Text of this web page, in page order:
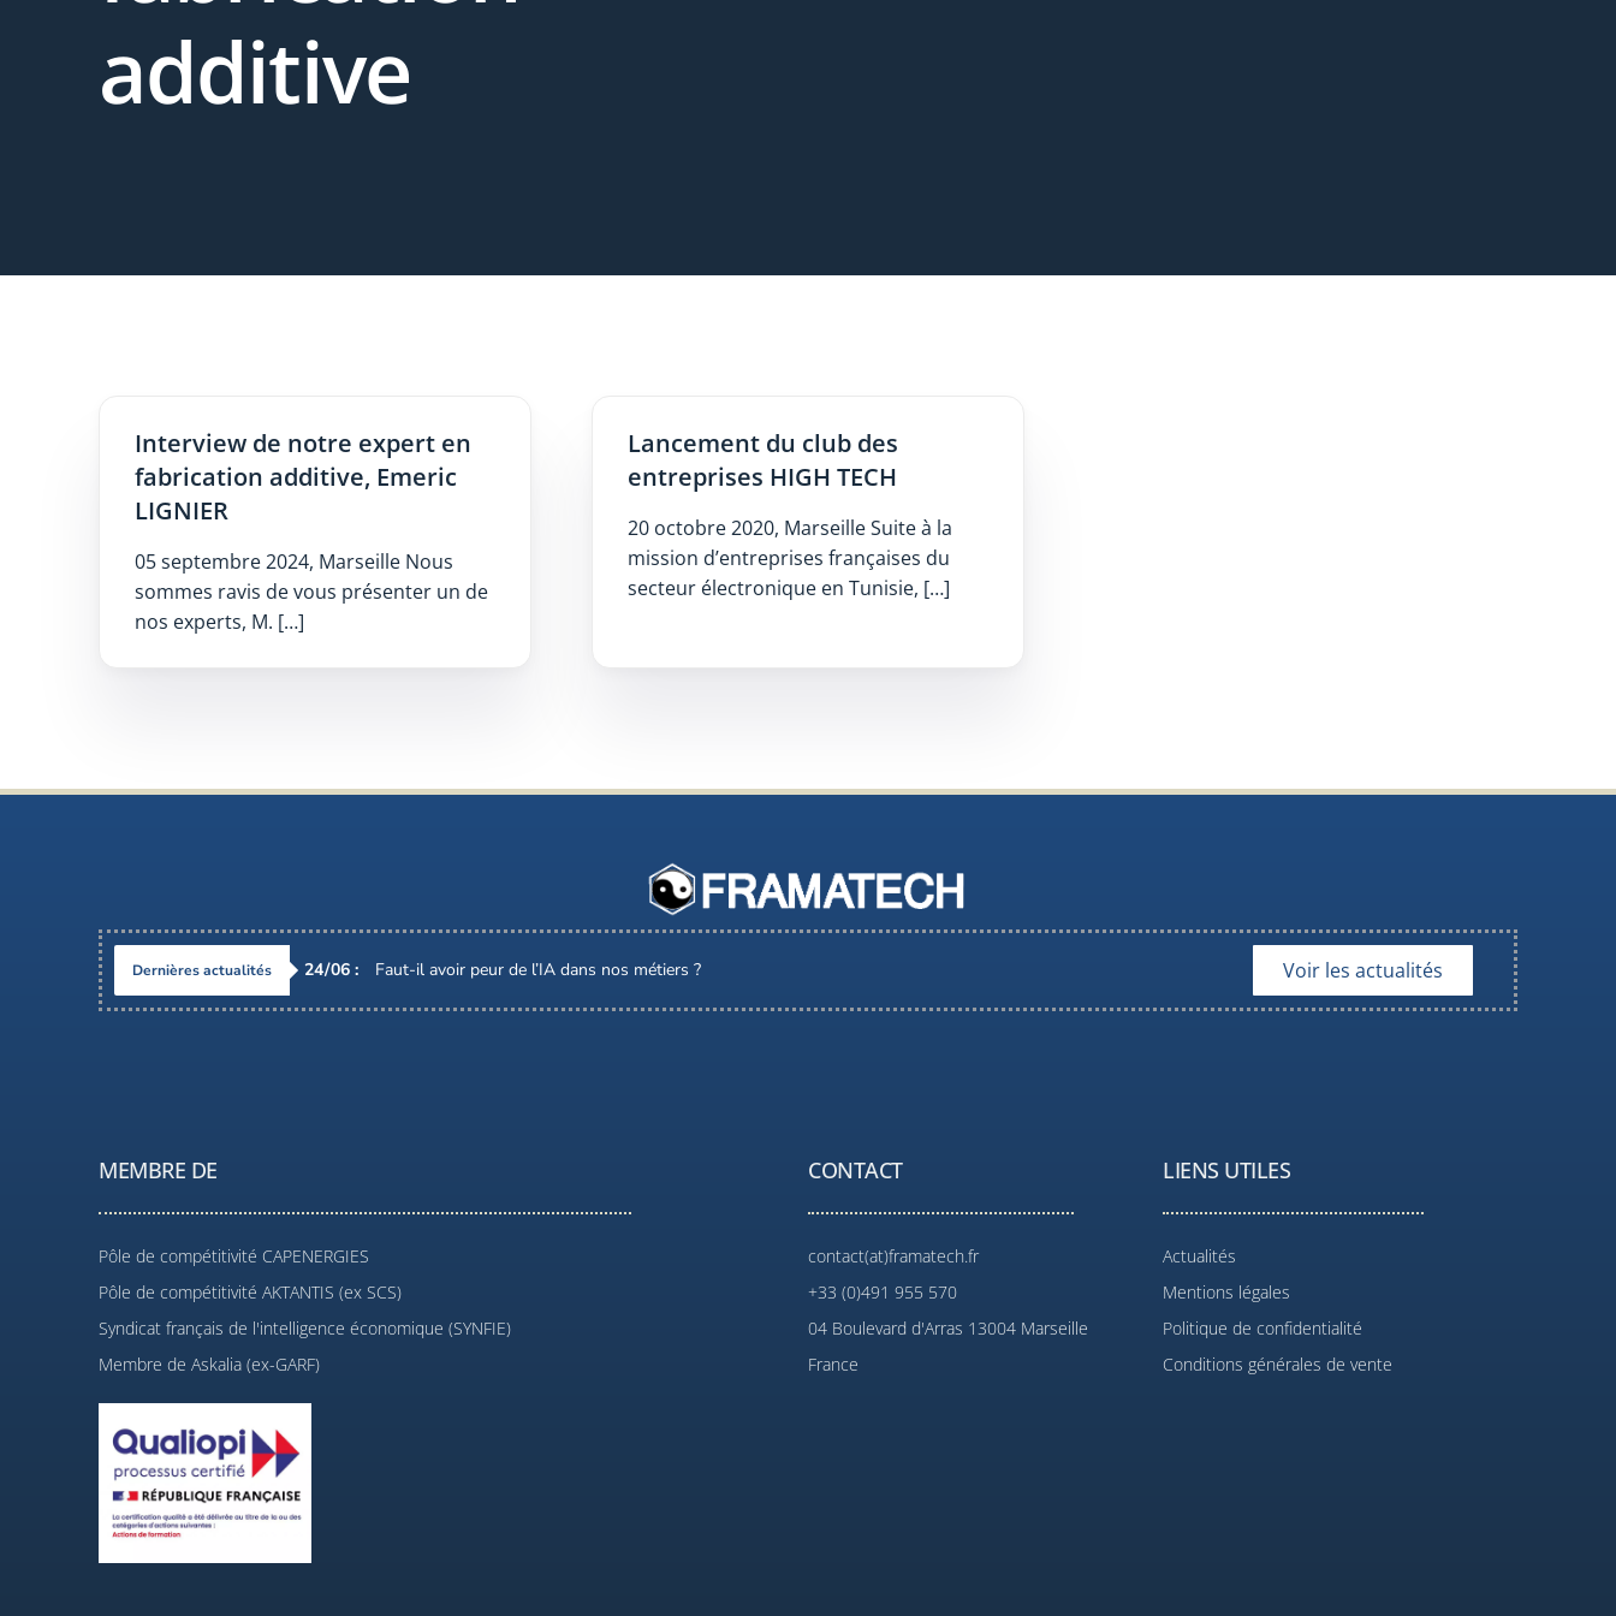
additive
Interview de notre expert en
fabrication additive, Emeric
LIGNIER
05 septembre 2024, Marseille Nous
sommes ravis de vous présenter un de
nos experts, M. […]
Lancement du club des
entreprises HIGH TECH
20 octobre 2020, Marseille Suite à la
mission d’entreprises françaises du
secteur électronique en Tunisie, […]
Dernières actualités 24/06 : Faut-il avoir peur de l’IA dans nos métiers ? Voir les actualités
MEMBRE DE
Pôle de compétitivité CAPENERGIES
Pôle de compétitivité AKTANTIS (ex SCS)
Syndicat français de l'intelligence économique (SYNFIE)
Membre de Askalia (ex-GARF)
CONTACT
contact(at)framatech.fr
+33 (0)491 955 570
04 Boulevard d'Arras 13004 Marseille
France
LIENS UTILES
Actualités
Mentions légales
Politique de confidentialité
Conditions générales de vente